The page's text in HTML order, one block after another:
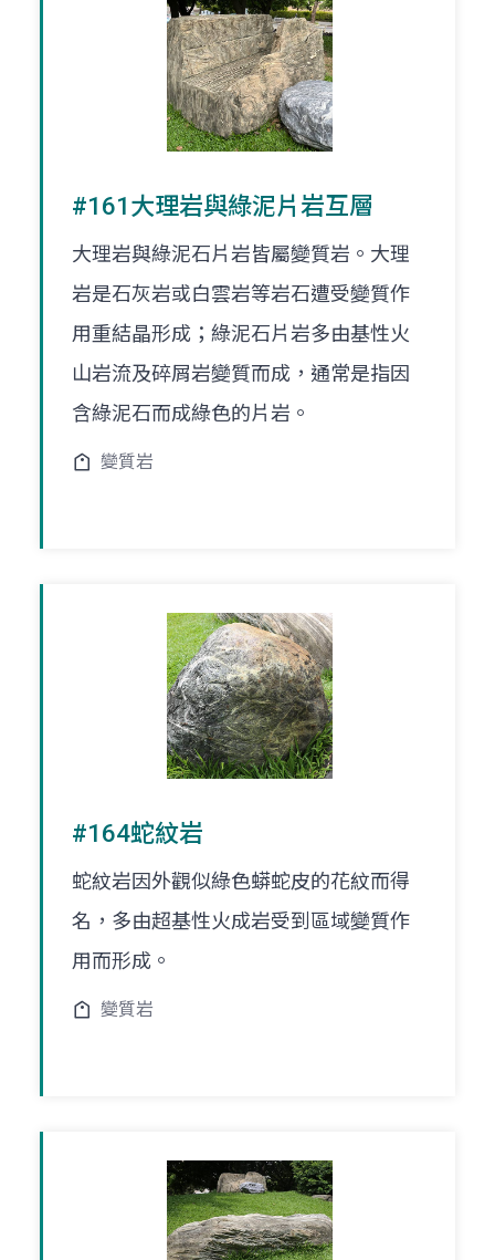
#161大理岩與綠泥片岩互層
大理岩與綠泥石片岩皆屬變質岩。大理
岩是石灰岩或白雲岩等岩石遭受變質作
用重結晶形成；綠泥石片岩多由基性火
山岩流及碎屑岩變質而成，通常是指因
含綠泥石而成綠色的片岩。
變質岩
#164蛇紋岩
蛇紋岩因外觀似綠色蟒蛇皮的花紋而得
名，多由超基性火成岩受到區域變質作
用而形成。
變質岩